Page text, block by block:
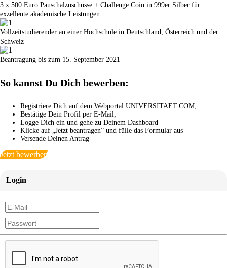
3 x 500 Euro Pauschalzuschüsse + Challenge Coin in 999er Silber für
exzellente akademische Leistungen
Vollzeitstudierender an einer Hochschule in Deutschland, Österreich und der
Schweiz
Beantragung bis zum 15. September 2021
So kannst Du Dich bewerben:
Registriere Dich auf dem Webportal UNIVERSITAET.COM;
Bestätige Dein Profil per E-Mail;
Logge Dich ein und gehe zu Deinem Dashboard
Klicke auf „Jetzt beantragen” und fülle das Formular aus
Versende Deinen Antrag
Jetzt bewerben
Login